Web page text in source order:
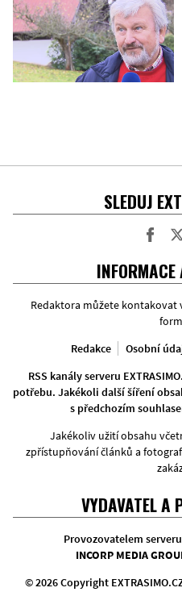
SLEDUJ
Redaktora můžete
Redakce
Osobní
RSS kanály serveru
potřebu. Jakékoli další šíření
s předchozím
Jakékoliv užití obsahu
zpřístupňování článků a
VYDAVATEL A
Provozovatelem serveru
INCORP MEDIA
© 2026 Copyright